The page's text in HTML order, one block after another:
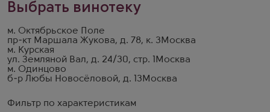
Фильтр по характеристикам
Выбрать винотеку
м. Октябрьское Поле
пр-кт Маршала Жукова, д. 78, к. 3 Москва
м. Курская
ул. Земляной Вал, д. 24/30, стр. 1
Москва
м. Одинцово
б-р Любы Новосёловой, д. 13 Москва